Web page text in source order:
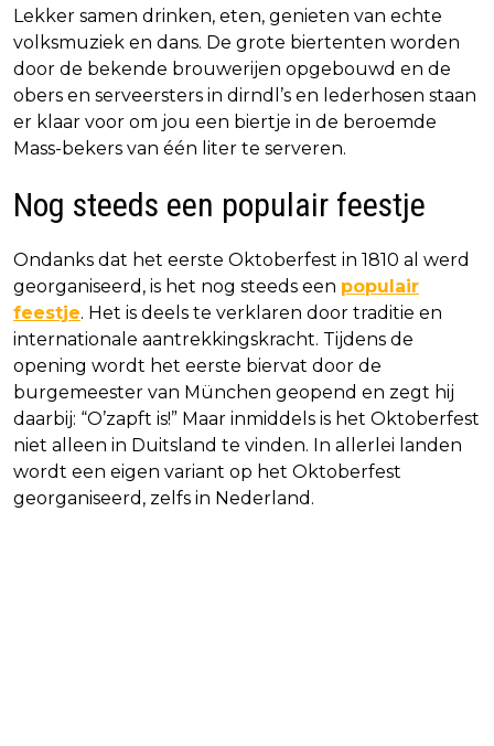
Lekker samen drinken, eten, genieten van echte
volksmuziek en dans. De grote biertenten worden
door de bekende brouwerijen opgebouwd en de
obers en serveersters in dirndl’s en lederhosen staan
er klaar voor om jou een biertje in de beroemde
Mass-bekers van één liter te serveren.
Nog steeds een populair feestje
Ondanks dat het eerste Oktoberfest in 1810 al werd
georganiseerd, is het nog steeds een populair
feestje. Het is deels te verklaren door traditie en
internationale aantrekkingskracht. Tijdens de
opening wordt het eerste biervat door de
burgemeester van München geopend en zegt hij
daarbij: “O’zapft is!” Maar inmiddels is het Oktoberfest
niet alleen in Duitsland te vinden. In allerlei landen
wordt een eigen variant op het Oktoberfest
georganiseerd, zelfs in Nederland.